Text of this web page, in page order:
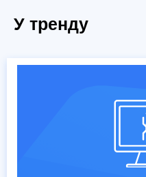
У тренду